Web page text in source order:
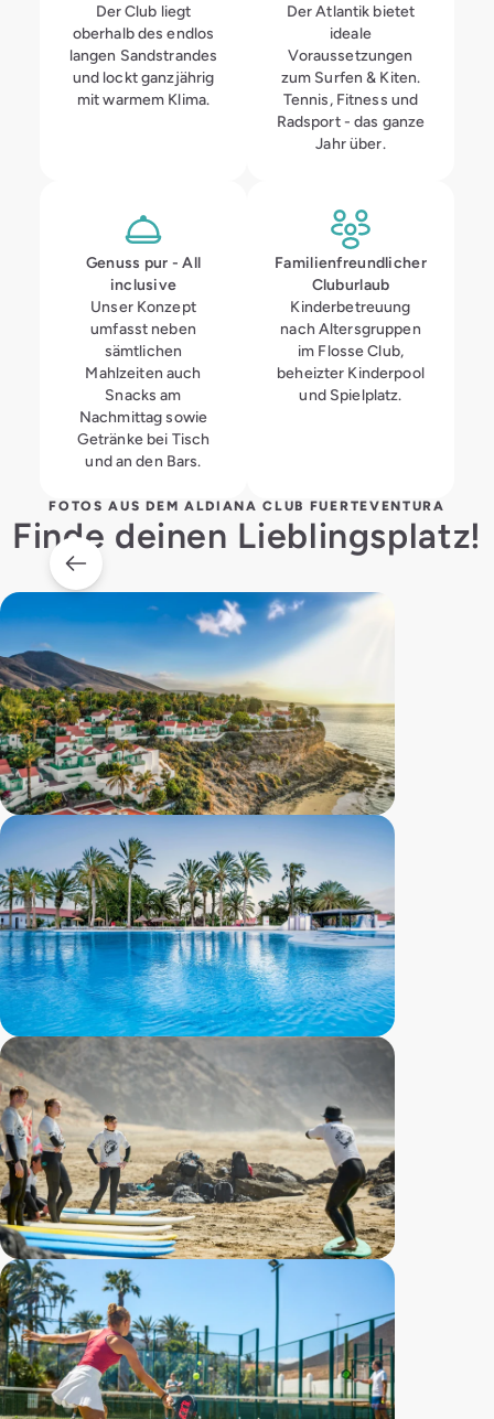
Der Club liegt
oberhalb des endlos
langen Sandstrandes
und lockt ganzjährig
mit warmem Klima.
Der Atlantik bietet
ideale
Voraussetzungen
zum Surfen & Kiten.
Tennis, Fitness und
Radsport - das ganze
Jahr über.
Genuss pur - All
inclusive
Unser Konzept
umfasst neben
sämtlichen
Mahlzeiten auch
Snacks am
Nachmittag sowie
Getränke bei Tisch
und an den Bars.
Familienfreundlicher
Cluburlaub
Kinderbetreuung
nach Altersgruppen
im Flosse Club,
beheizter Kinderpool
und Spielplatz.
FOTOS AUS DEM ALDIANA CLUB FUERTEVENTURA
Finde deinen Lieblingsplatz!